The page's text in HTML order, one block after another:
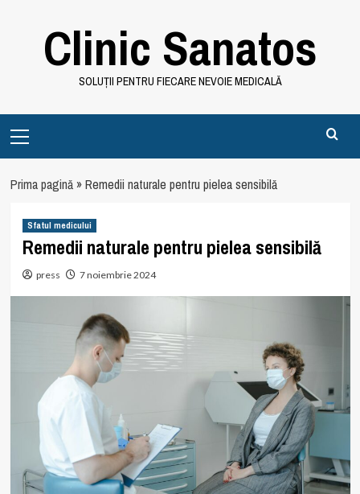
Clinic Sanatos
SOLUȚII PENTRU FIECARE NEVOIE MEDICALĂ
Menu
Prima pagină»Remedii naturale pentru pielea sensibilă
Sfatul medicului
Remedii naturale pentru pielea sensibilă
press 7 noiembrie 2024